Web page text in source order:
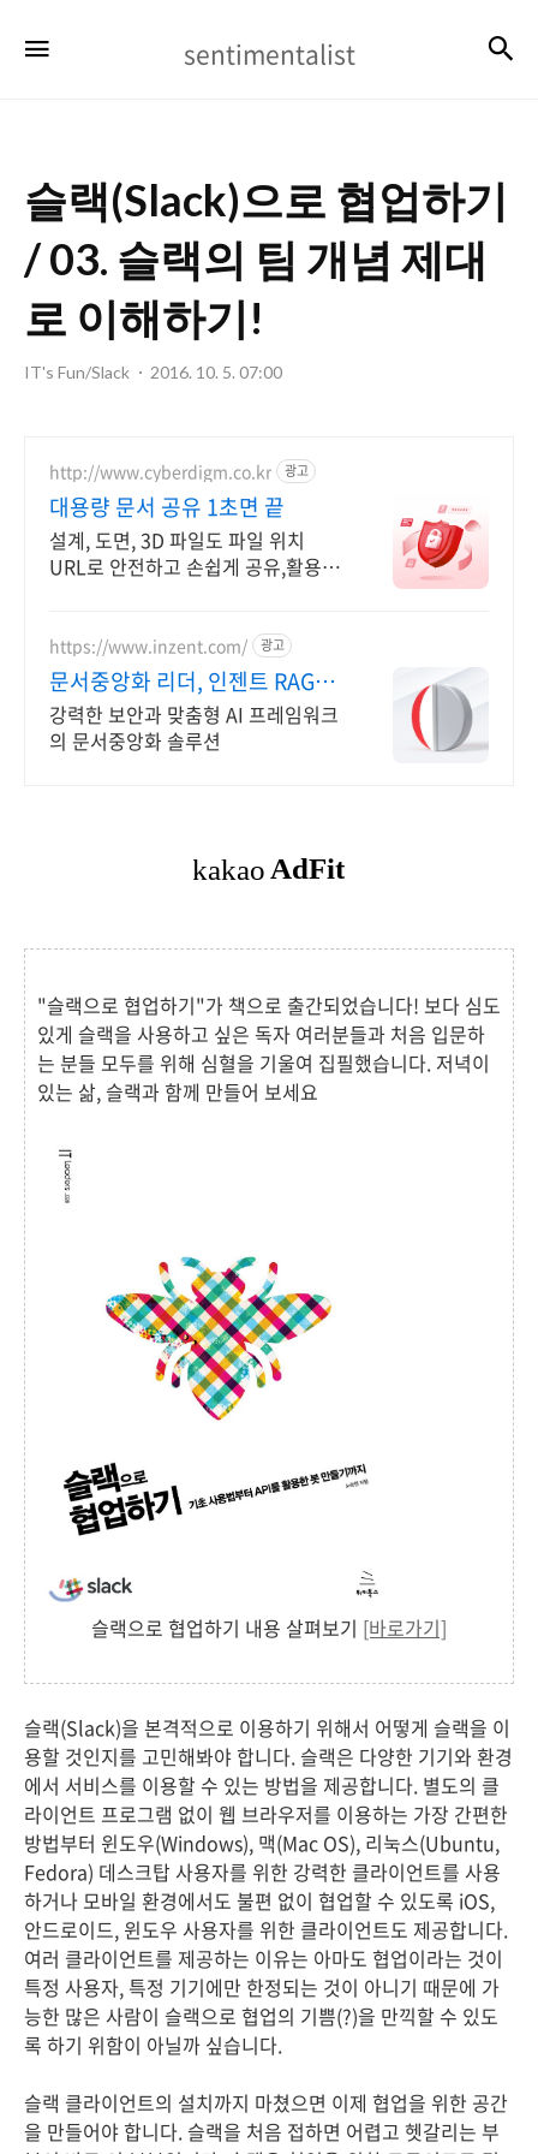
sentimentalist
슬랙(Slack)으로 협업하기
/ 03. 슬랙의 팀 개념 제대
로 이해하기!
IT's Fun/Slack 2016. 10. 5. 07:00
http://www.cyberdigm.co.kr 광고
대용량 문서 공유 1초면 끝
설계, 도면, 3D 파일도 파일 위치
URL로 안전하고 손쉽게 공유,활용 하
https://www.inzent.com/ 광고
문서중앙화 리더, 인젠트 RAG를
활용한 독보적 기술
강력한 보안과 맞춤형 AI 프레임워크
의 문서중앙화 솔루션
"슬랙으로 협업하기"가 책으로 출간되었습니다! 보다 심도
있게 슬랙을 사용하고 싶은 독자 여러분들과 처음 입문하
는 분들 모두를 위해 심혈을 기울여 집필했습니다. 저녁이
있는 삶, 슬랙과 함께 만들어 보세요
슬랙으로 협업하기 내용 살펴보기 [바로가기]
슬랙(Slack)을 본격적으로 이용하기 위해서 어떻게 슬랙을 이
용할 것인지를 고민해봐야 합니다. 슬랙은 다양한 기기와 환경
에서 서비스를 이용할 수 있는 방법을 제공합니다. 별도의 클
라이언트 프로그램 없이 웹 브라우저를 이용하는 가장 간편한
방법부터 윈도우(Windows), 맥(Mac OS), 리눅스(Ubuntu,
Fedora) 데스크탑 사용자를 위한 강력한 클라이언트를 사용
하거나 모바일 환경에서도 불편 없이 협업할 수 있도록 iOS,
안드로이드, 윈도우 사용자를 위한 클라이언트도 제공합니다.
여러 클라이언트를 제공하는 이유는 아마도 협업이라는 것이
특정 사용자, 특정 기기에만 한정되는 것이 아니기 때문에 가
능한 많은 사람이 슬랙으로 협업의 기쁨(?)을 만끽할 수 있도
록 하기 위함이 아닐까 싶습니다.
슬랙 클라이언트의 설치까지 마쳤으면 이제 협업을 위한 공간
을 만들어야 합니다. 슬랙을 처음 접하면 어렵고 헷갈리는 부